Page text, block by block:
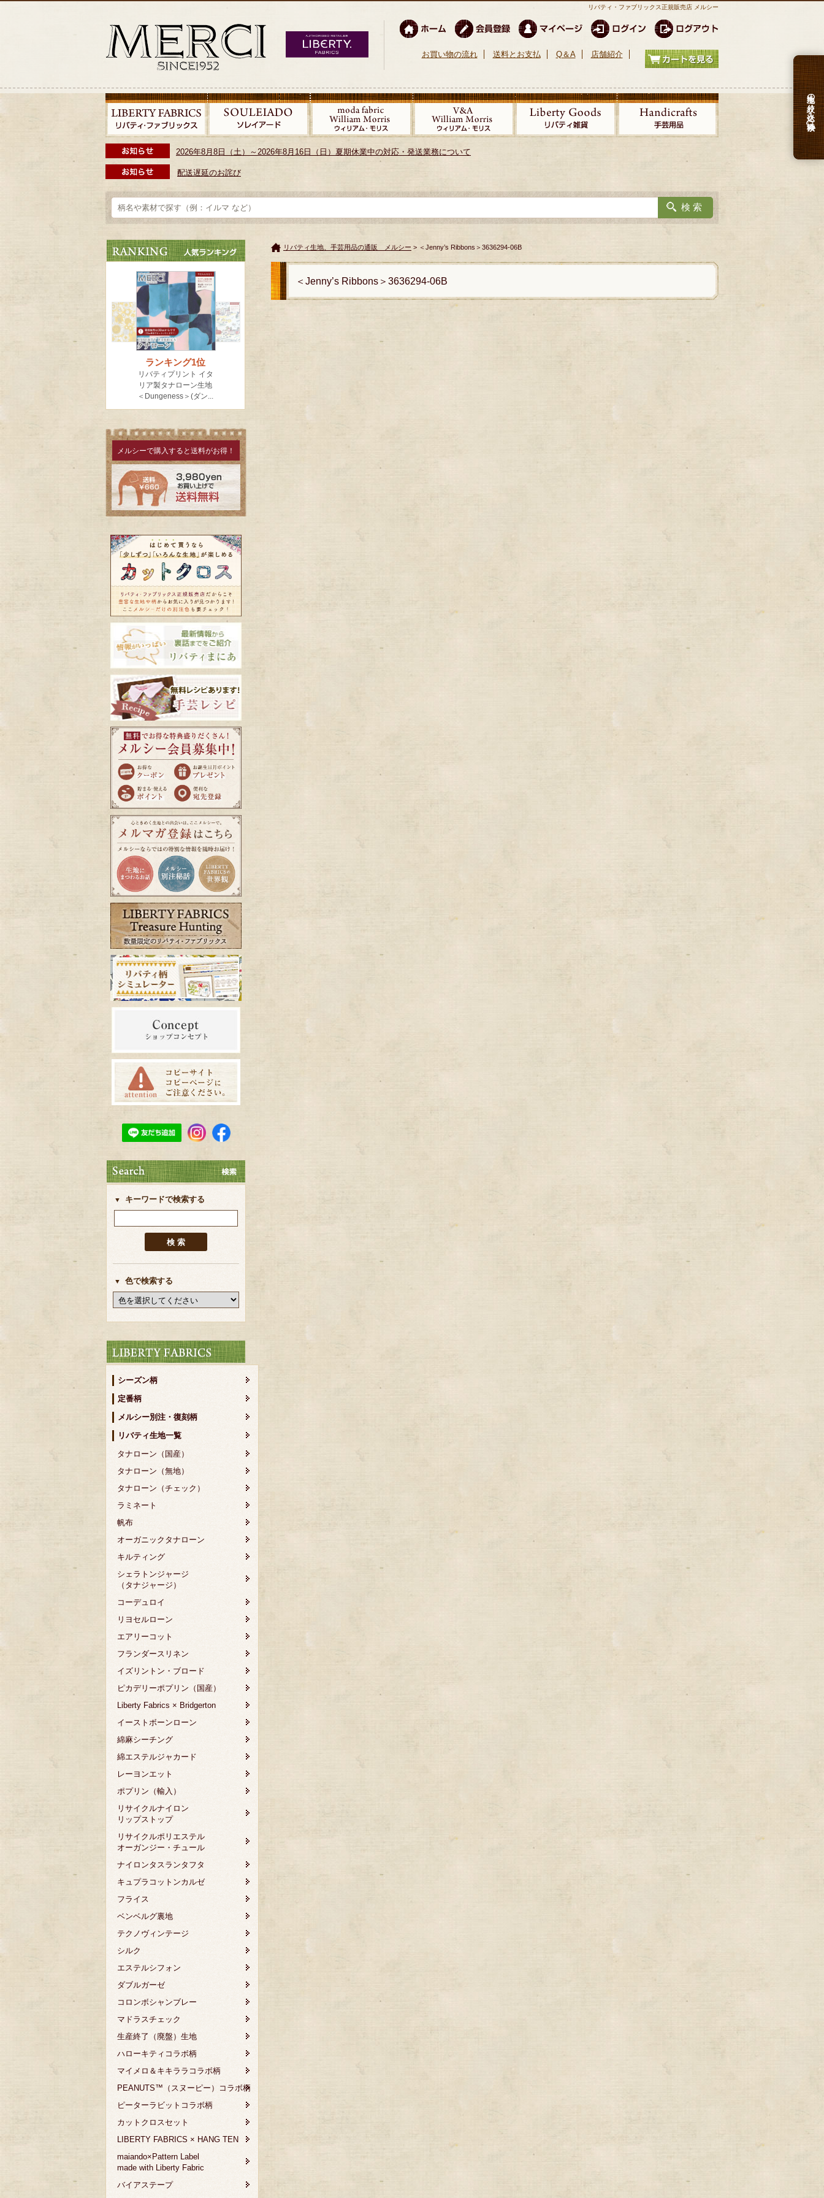
リバティ・ファブリックス正規販売店 メルシー
お買い物の流れ 送料とお支払 Q＆A 店舗紹介
2026年8月8日（土）～2026年8月16日（日）夏期休業中の対応・発送業務について
配送遅延のお詫び
生地の絞り込み検索
メルシーで購入すると送料がお得！
キーワードで検索する
色で検索する
シーズン柄
定番柄
メルシー別注・復刻柄
リバティ生地一覧
タナローン（国産）
タナローン（無地）
タナローン（チェック）
ラミネート
帆布
オーガニックタナローン
キルティング
シェラトンジャージ
（タナジャージ）
コーデュロイ
リヨセルローン
エアリーコット
フランダースリネン
イズリントン・ブロード
ピカデリーポプリン（国産）
Liberty Fabrics × Bridgerton
イーストボーンローン
綿麻シーチング
綿エステルジャカード
レーヨンエット
ポプリン（輸入）
リサイクルナイロン
リップストップ
リサイクルポリエステル
オーガンジー・チュール
ナイロンタスランタフタ
キュプラコットンカルゼ
フライス
ベンベルグ裏地
テクノヴィンテージ
シルク
エステルシフォン
ダブルガーゼ
コロンボシャンブレー
マドラスチェック
生産終了（廃盤）生地
ハローキティコラボ柄
マイメロ＆キキララコラボ柄
PEANUTS™（スヌーピー）コラボ柄
ピーターラビットコラボ柄
カットクロスセット
LIBERTY FABRICS × HANG TEN
maiando×Pattern Label
made with Liberty Fabric
バイアステープ
リバティ生地、手芸用品の通販 メルシー > ＜Jenny’s Ribbons＞3636294-06B
＜Jenny’s Ribbons＞3636294-06B